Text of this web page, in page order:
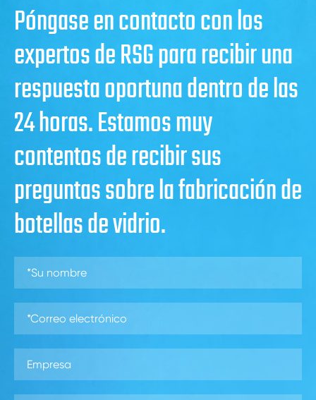
Póngase en contacto con los
expertos de RSG para recibir una
respuesta oportuna dentro de las
24 horas. Estamos muy
contentos de recibir sus
preguntas sobre la fabricación de
botellas de vidrio.